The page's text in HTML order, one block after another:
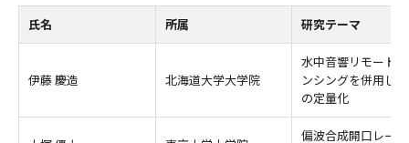
氏名 所属 研究テーマ
伊藤 慶造 北海道大学大学院
水中音響リモート
ンシングを併用し
の定量化
偏波合成開口レー